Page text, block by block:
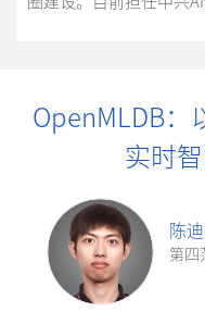
陈
第四
OpenMLDB：
实时